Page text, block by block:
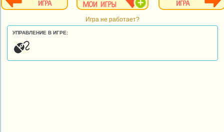
Игра не работает?
УПРАВЛЕНИЕ В ИГРЕ: